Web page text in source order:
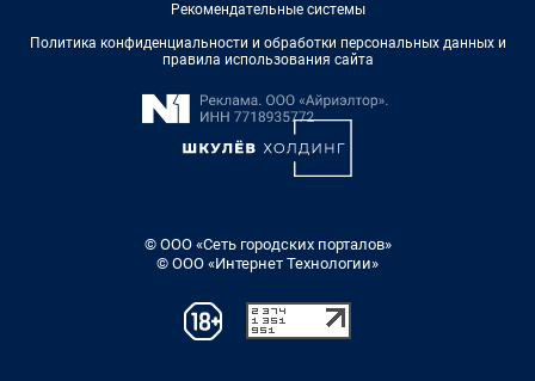
Рекомендательные системы
Политика конфиденциальности и обработки персональных данных и
правила использования сайта
© ООО «Сеть городских порталов»
© ООО «Интернет Технологии»